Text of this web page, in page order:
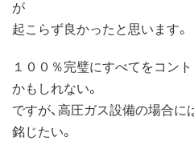
が
起こらず良かったと思います。
１００％完璧にすべてをコン
かもしれない。
ですが、高圧ガス設備の場合
銘じたい。